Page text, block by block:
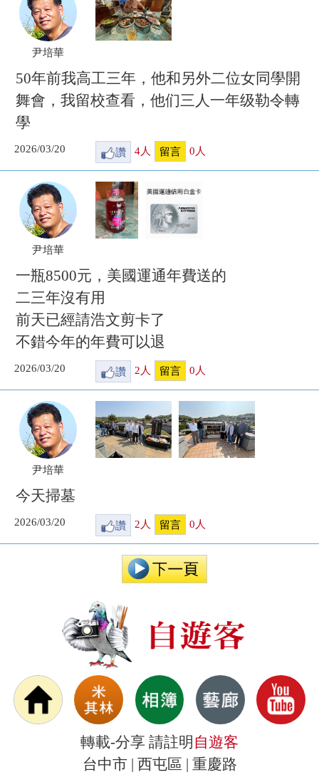
尹培華
50年前我高工三年，他和另外二位女同學開
舞會，我留校查看，他们三人一年级勒令轉
學
2026/03/20 讚 4人 留言 0 人
尹培華
一瓶8500元，美國運通年費送的
二三年沒有用
前天已經請浩文剪卡了
不錯今年的年費可以退
2026/03/20 讚 2 人 留言 0 人
尹培華
今天掃墓
2026/03/20 讚 2 人 留言 0 人
轉載-分享 請註明 自遊客
台中市 | 西屯區 | 重慶路